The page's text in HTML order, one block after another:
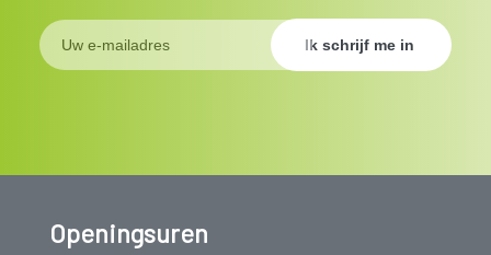
Openingsuren